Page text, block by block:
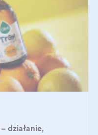
działanie,